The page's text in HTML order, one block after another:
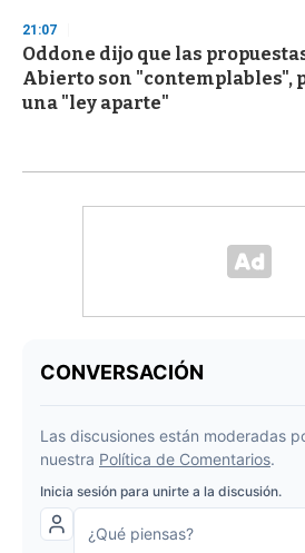
21:07
Oddone dijo que las
Abierto son "contemplables",
una "ley aparte"